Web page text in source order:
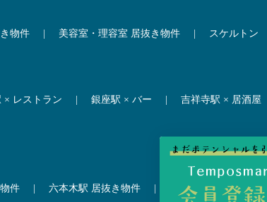
物件 美容室・理容室 居抜き物件 スケルトン
× レストラン 銀座駅 × バー 吉祥寺駅 × 居酒屋
件 六本木駅 居抜き物件 赤坂見附駅 居抜き物件